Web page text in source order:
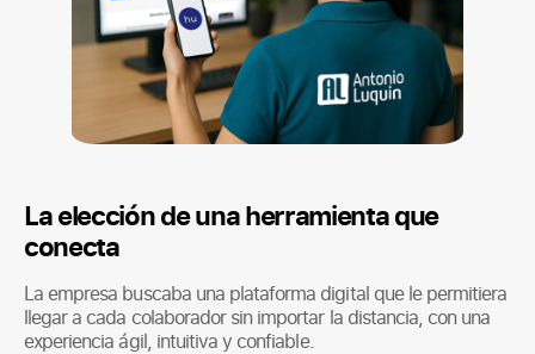
La elección de una herramienta que
conecta
La empresa buscaba una plataforma digital que le permitiera
llegar a cada colaborador sin importar la distancia, con una
experiencia ágil, intuitiva y confiable.